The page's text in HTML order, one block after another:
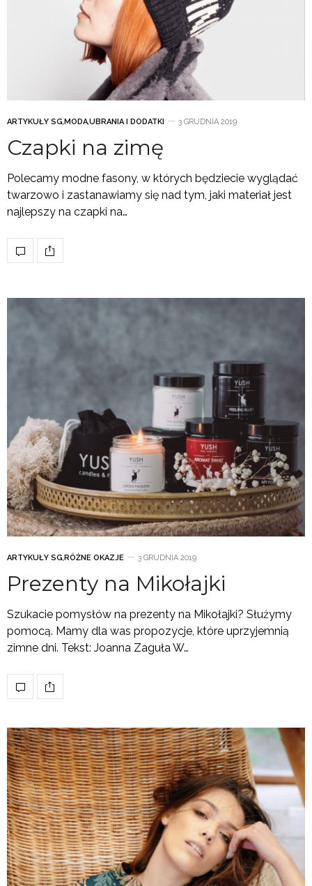
ARTYKUŁY SG,MODA,UBRANIA I DODATKI 3 GRUDNIA 2019
Czapki na zimę
Polecamy modne fasony, w których będziecie wyglądać
twarzowo i zastanawiamy się nad tym, jaki materiał jest
najlepszy na czapki na…
ARTYKUŁY SG,RÓŻNE OKAZJE 3 GRUDNIA 2019
Prezenty na Mikołajki
Szukacie pomysłów na prezenty na Mikołajki? Służymy
pomocą. Mamy dla was propozycje, które uprzyjemnią
zimne dni. Tekst: Joanna Zaguła W…